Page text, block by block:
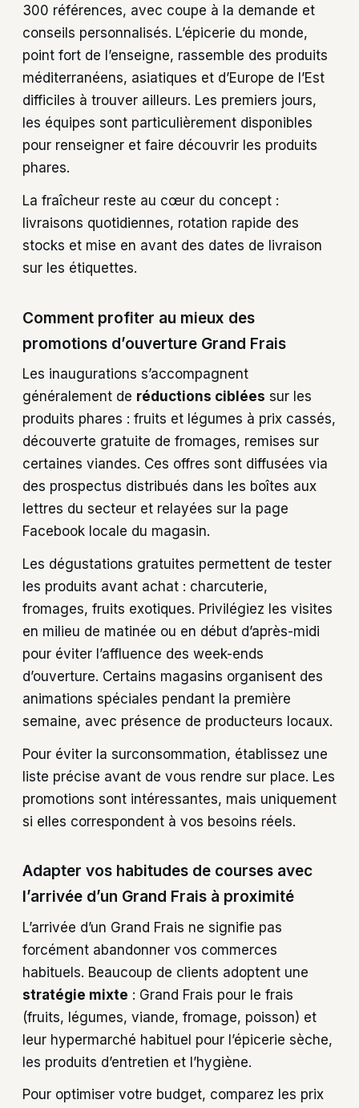
300 références, avec coupe à la demande et
conseils personnalisés. L’épicerie du monde,
point fort de l’enseigne, rassemble des produits
méditerranéens, asiatiques et d’Europe de l’Est
difficiles à trouver ailleurs. Les premiers jours,
les équipes sont particulièrement disponibles
pour renseigner et faire découvrir les produits
phares.
La fraîcheur reste au cœur du concept :
livraisons quotidiennes, rotation rapide des
stocks et mise en avant des dates de livraison
sur les étiquettes.
Comment profiter au mieux des
promotions d’ouverture Grand Frais
Les inaugurations s’accompagnent
généralement de réductions ciblées sur les
produits phares : fruits et légumes à prix cassés,
découverte gratuite de fromages, remises sur
certaines viandes. Ces offres sont diffusées via
des prospectus distribués dans les boîtes aux
lettres du secteur et relayées sur la page
Facebook locale du magasin.
Les dégustations gratuites permettent de tester
les produits avant achat : charcuterie,
fromages, fruits exotiques. Privilégiez les visites
en milieu de matinée ou en début d’après-midi
pour éviter l’affluence des week-ends
d’ouverture. Certains magasins organisent des
animations spéciales pendant la première
semaine, avec présence de producteurs locaux.
Pour éviter la surconsommation, établissez une
liste précise avant de vous rendre sur place. Les
promotions sont intéressantes, mais uniquement
si elles correspondent à vos besoins réels.
Adapter vos habitudes de courses avec
l’arrivée d’un Grand Frais à proximité
L’arrivée d’un Grand Frais ne signifie pas
forcément abandonner vos commerces
habituels. Beaucoup de clients adoptent une
stratégie mixte : Grand Frais pour le frais
(fruits, légumes, viande, fromage, poisson) et
leur hypermarché habituel pour l’épicerie sèche,
les produits d’entretien et l’hygiène.
Pour optimiser votre budget, comparez les prix